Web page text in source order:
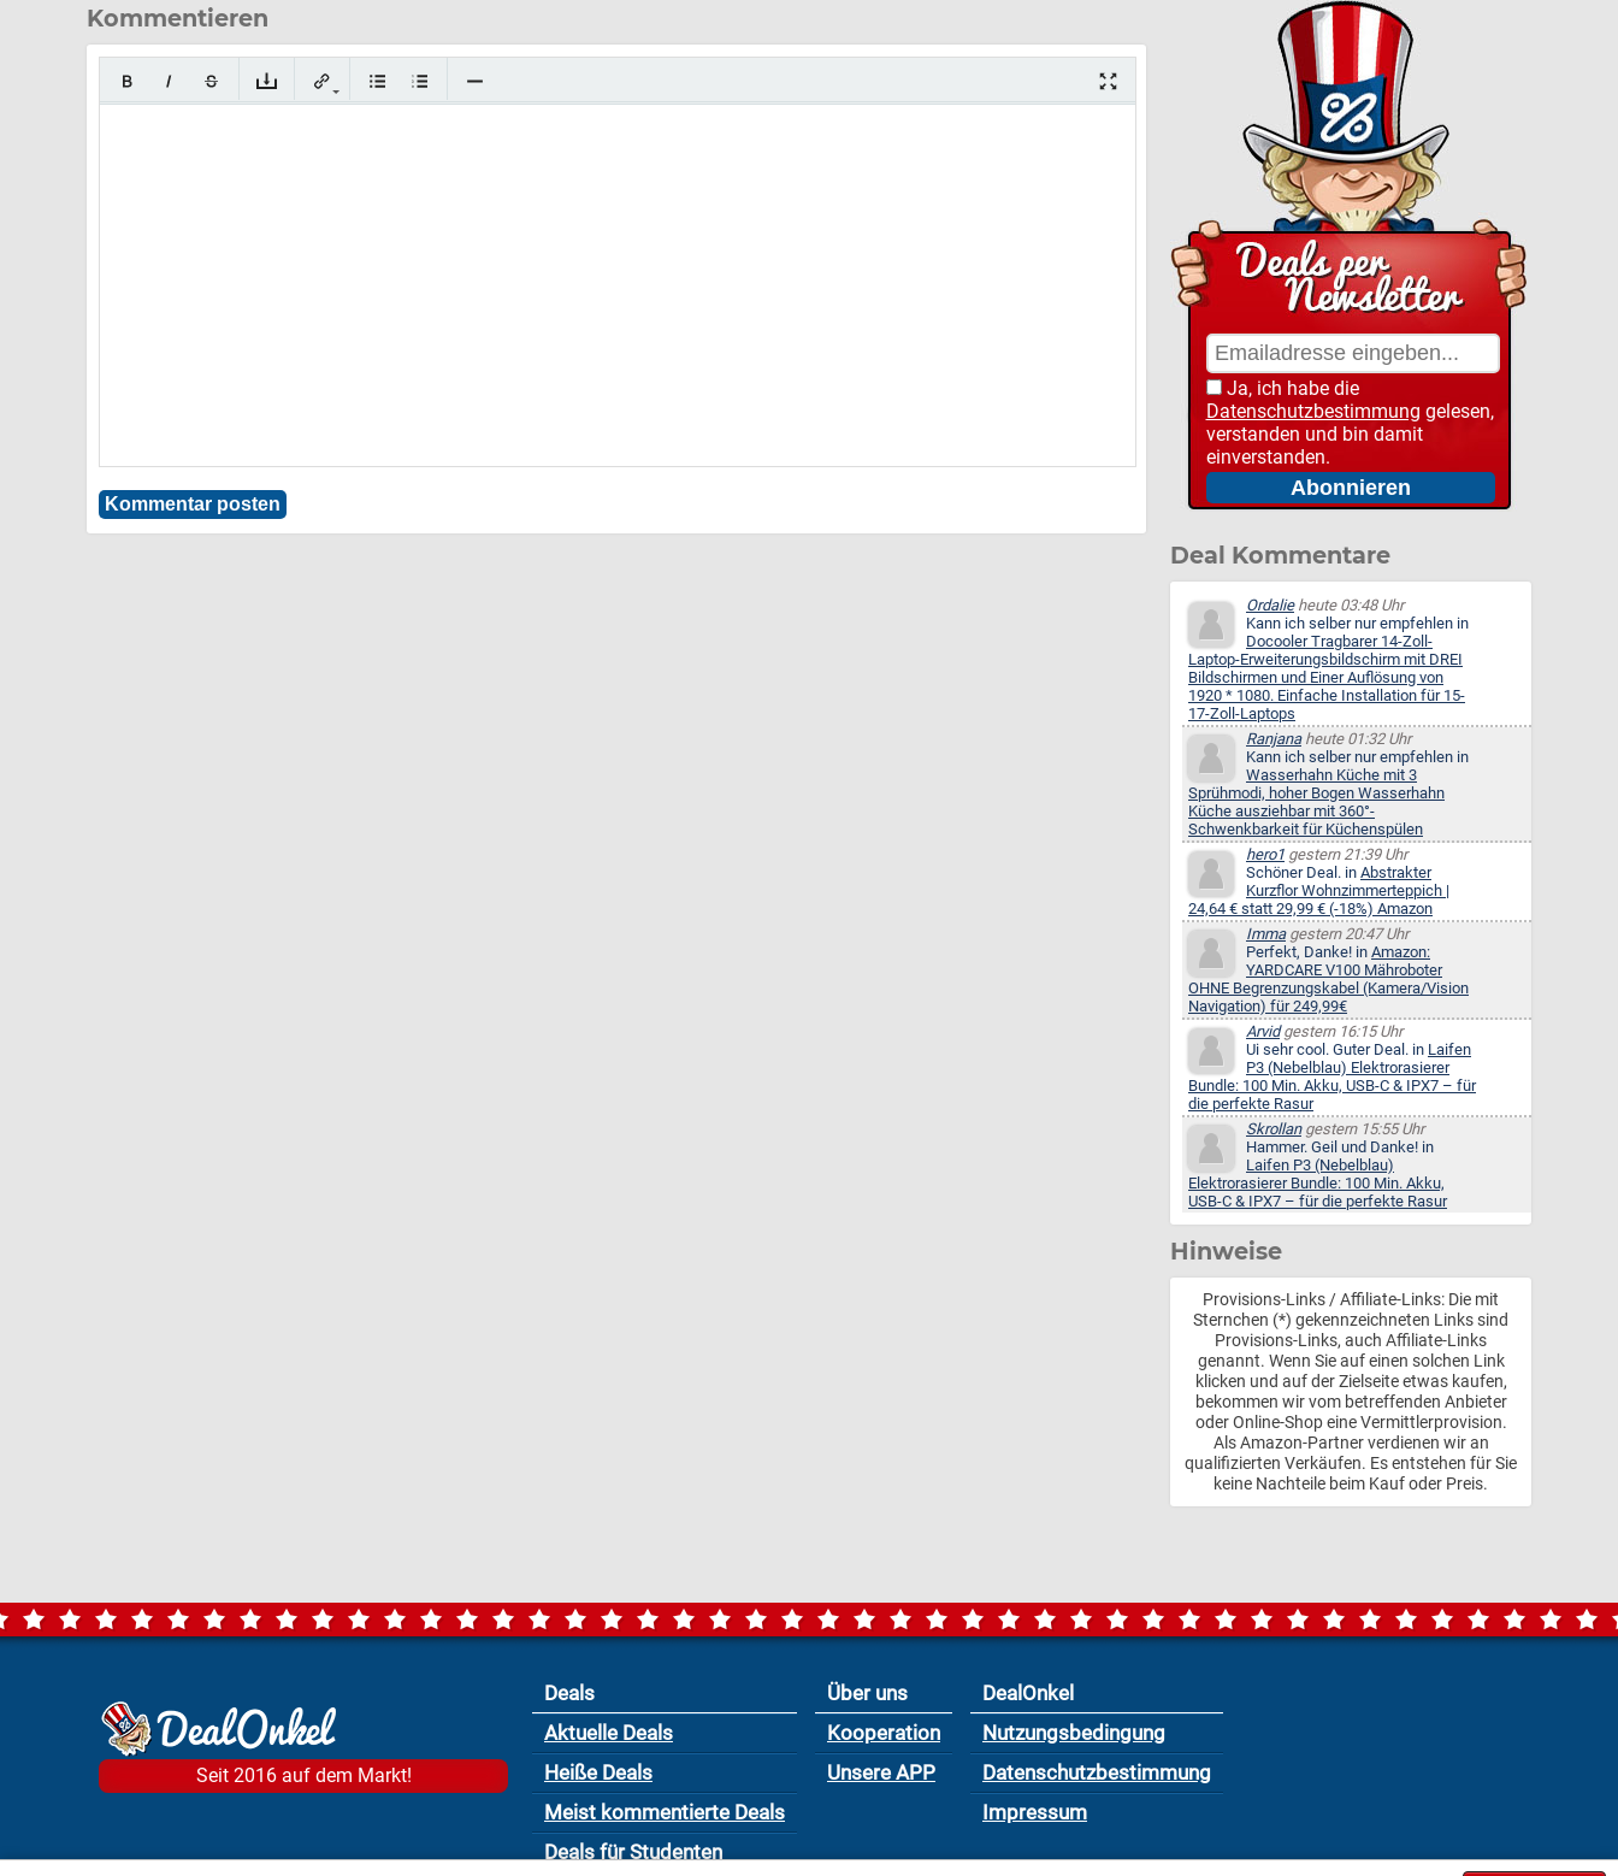
Kommentieren
Ja, ich habe die
Datenschutzbestimmung gelesen,
verstanden und bin damit
einverstanden.
Deal Kommentare
Ordalieheute 03:48 Uhr
Kann ich selber nur empfehlen in
Docooler Tragbarer 14-Zoll-
Laptop-Erweiterungsbildschirm mit DREI
Bildschirmen und Einer Auflösung von
1920 * 1080. Einfache Installation für 15-
17-Zoll-Laptops
Ranjanaheute 01:32 Uhr
Kann ich selber nur empfehlen in
Wasserhahn Küche mit 3
Sprühmodi, hoher Bogen Wasserhahn
Küche ausziehbar mit 360°-
Schwenkbarkeit für Küchenspülen
hero1 gestern 21:39 Uhr
Schöner Deal. in Abstrakter
Kurzflor Wohnzimmerteppich |
24,64 € statt 29,99 € (-18%) Amazon
Immagestern 20:47 Uhr
Perfekt, Danke! in Amazon:
YARDCARE V100 Mähroboter
OHNE Begrenzungskabel (Kamera/Vision
Navigation) für 249,99€
Arvidgestern 16:15 Uhr
Ui sehr cool. Guter Deal. in Laifen
P3 (Nebelblau) Elektrorasierer
Bundle: 100 Min. Akku, USB-C & IPX7 – für
die perfekte Rasur
Skrollangestern 15:55 Uhr
Hammer. Geil und Danke! in
Laifen P3 (Nebelblau)
Elektrorasierer Bundle: 100 Min. Akku,
USB-C & IPX7 – für die perfekte Rasur
Hinweise
Provisions-Links / Affiliate-Links: Die mit
Sternchen (*) gekennzeichneten Links sind
Provisions-Links, auch Affiliate-Links
genannt. Wenn Sie auf einen solchen Link
klicken und auf der Zielseite etwas kaufen,
bekommen wir vom betreffenden Anbieter
oder Online-Shop eine Vermittlerprovision.
Als Amazon-Partner verdienen wir an
qualifizierten Verkäufen. Es entstehen für Sie
keine Nachteile beim Kauf oder Preis.
Seit 2016 auf dem Markt!
Deals
Aktuelle Deals
Heiße Deals
Meist kommentierte Deals
Deals für Studenten
Über uns
Kooperation
Unsere APP
DealOnkel
Nutzungsbedingung
Datenschutzbestimmung
Impressum